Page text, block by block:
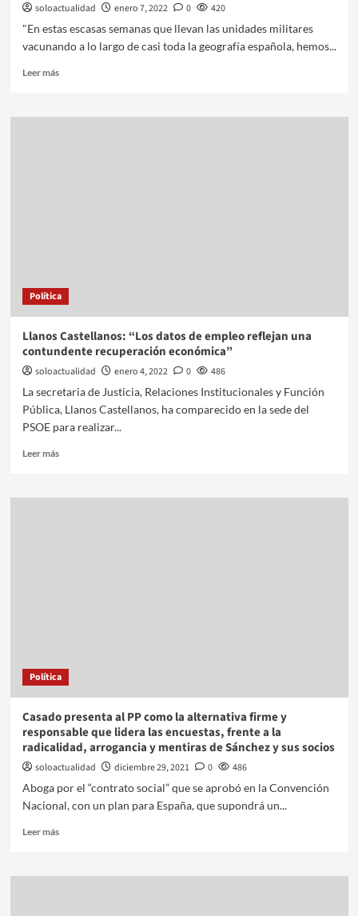
soloactualidad enero 7, 2022 0
420
"En estas escasas semanas que llevan las unidades militares
vacunando a lo largo de casi toda la geografía española, hemos...
Leer más
Política
Llanos Castellanos: “Los datos de empleo reflejan una
contundente recuperación económica”
soloactualidad enero 4, 2022 0
486
La secretaria de Justicia, Relaciones Institucionales y Función
Pública, Llanos Castellanos, ha comparecido en la sede del
PSOE para realizar...
Leer más
Política
Casado presenta al PP como la alternativa firme y
responsable que lidera las encuestas, frente a la
radicalidad, arrogancia y mentiras de Sánchez y sus socios
soloactualidad diciembre 29, 2021 0
486
Aboga por el “contrato social” que se aprobó en la Convención
Nacional, con un plan para España, que supondrá un...
Leer más